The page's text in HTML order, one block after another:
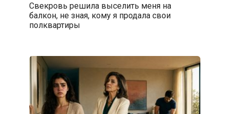
Свекровь решила выселить меня на
балкон, не зная, кому я продала свои
полквартиры